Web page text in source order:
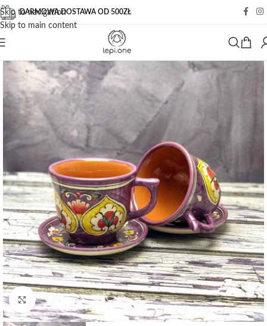
Skip to navigation
Skip to main content
DARMOWA DOSTAWA OD 500ZŁ
Click to enlarge